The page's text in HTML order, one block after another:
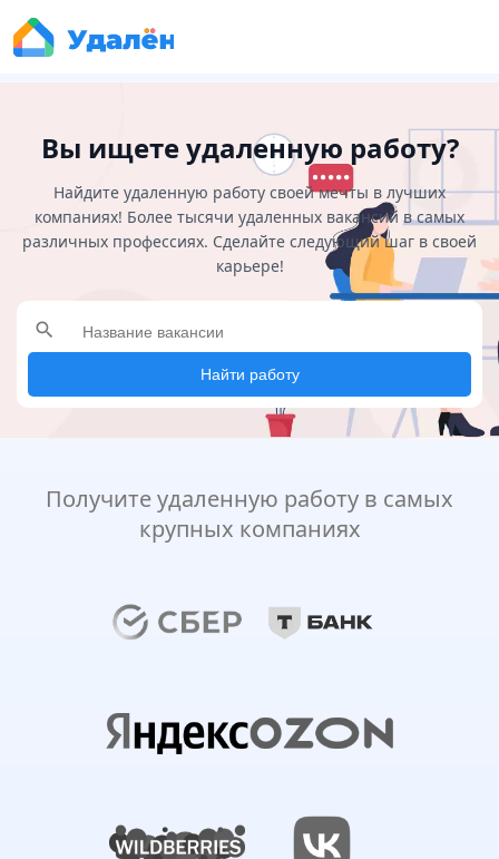
Вы ищете удаленную работу?
Найдите удаленную работу своей мечты в лучших
компаниях! Более тысячи удаленных вакансий в самых
различных профессиях. Сделайте следующий шаг в своей
карьере!
search
Найти работу
Получите удаленную работу в самых
крупных компаниях